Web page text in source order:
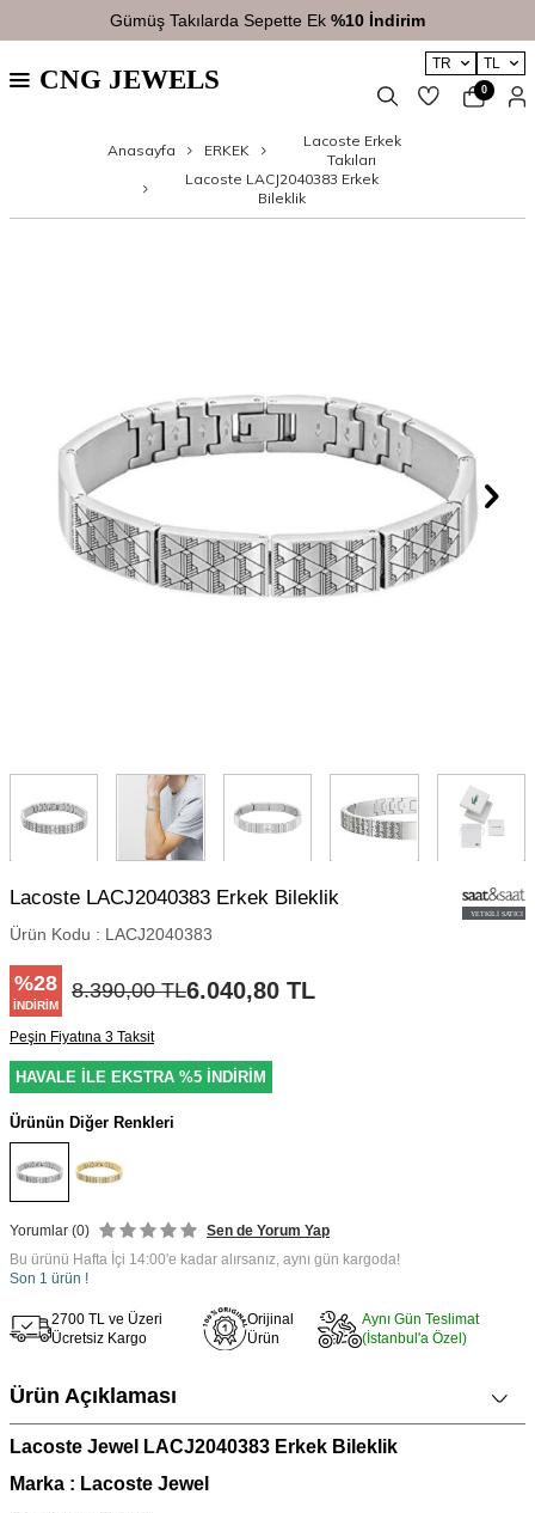
Gümüş Takılarda Sepette Ek%10 İndirim
TR TL
CNG JEWELS 0
Anasayfa ERKEK
Lacoste Erkek
Takıları
Lacoste LACJ2040383 Erkek
Bileklik
Lacoste LACJ2040383 Erkek Bileklik
Ürün Kodu : LACJ2040383
%28
İNDIRIM
8.390,00TL6.040,80 TL
Peşin Fiyatına 3 Taksit
HAVALE İLE EKSTRA %5 İNDİRİM
Ürünün Diğer Renkleri
Yorumlar (0)
Sen de Yorum Yap
Bu ürünü Hafta İçi 14:00'e kadar alırsanız, aynı gün kargoda!
Son 1 ürün !
2700 TL ve Üzeri
Ücretsiz Kargo
Orijinal
Ürün
Aynı Gün Teslimat
(İstanbul'a Özel)
Ürün Açıklaması
Lacoste Jewel LACJ2040383 Erkek Bileklik
Marka : Lacoste Jewel